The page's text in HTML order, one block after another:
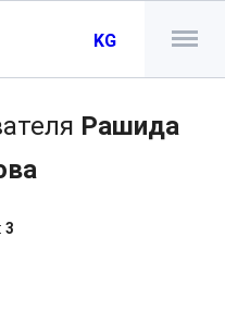
KG
Рашида
3